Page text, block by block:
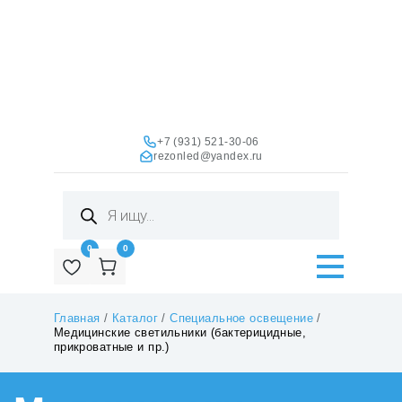
+7 (931) 521-30-06
rezonled@yandex.ru
товаров
0 0
Главная / Каталог/Специальное освещение /
Медицинские светильники (бактерицидные,
прикроватные и пр.)